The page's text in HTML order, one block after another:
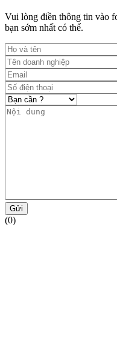
Vui lòng điền thông tin vào
bạn sớm nhất có thể.
Gửi
(0)